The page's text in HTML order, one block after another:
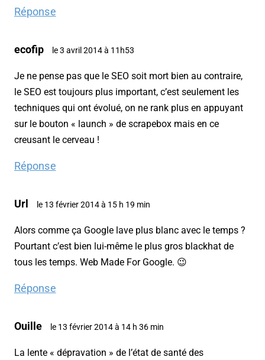
Réponse
ecofip le 3 avril 2014 à 11h53
Je ne pense pas que le SEO soit mort bien au contraire,
le SEO est toujours plus important, c’est seulement les
techniques qui ont évolué, on ne rank plus en appuyant
sur le bouton « launch » de scrapebox mais en ce
creusant le cerveau !
Réponse
Url le 13 février 2014 à 15 h 19 min
Alors comme ça Google lave plus blanc avec le temps ?
Pourtant c’est bien lui-même le plus gros blackhat de
tous les temps. Web Made For Google. 😉
Réponse
Ouille le 13 février 2014 à 14 h 36 min
La lente « dépravation » de l’état de santé des